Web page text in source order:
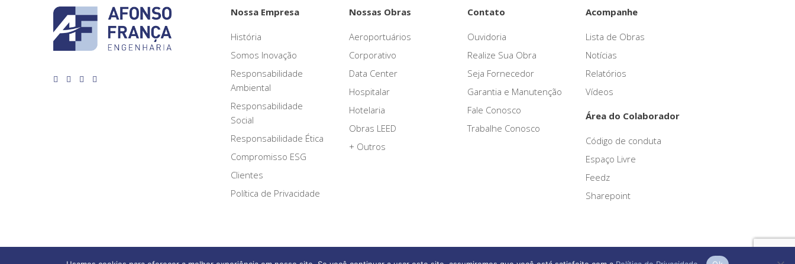
Nossa Empresa
História
Somos Inovação
Responsabilidade
Ambiental
Responsabilidade
Social
Responsabilidade Ética
Compromisso ESG
Clientes
Política de Privacidade
Nossas Obras
Aeroportuários
Corporativo
Data Center
Hospitalar
Hotelaria
Obras LEED
+ Outros
Contato
Ouvidoria
Realize Sua Obra
Seja Fornecedor
Garantia e Manutenção
Fale Conosco
Trabalhe Conosco
Acompanhe
Lista de Obras
Notícias
Relatórios
Vídeos
Área do Colaborador
Código de conduta
Espaço Livre
Feedz
Sharepoint